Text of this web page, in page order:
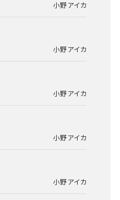
小野 アイカ
小野 アイカ
小野 アイカ
小野 アイカ
小野 アイカ